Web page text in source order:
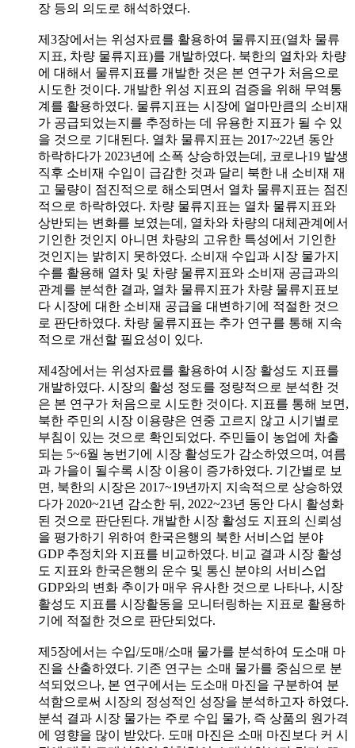
장 등의 의도로 해석하였다.
제3장에서는 위성자료를 활용하여 물류지표(열차 물류
지표, 차량 물류지표)를 개발하였다. 북한의 열차와 차량
에 대해서 물류지표를 개발한 것은 본 연구가 처음으로
시도한 것이다. 개발한 위성 지표의 검증을 위해 무역통
계를 활용하였다. 물류지표는 시장에 얼마만큼의 소비재
가 공급되었는지를 추정하는 데 유용한 지표가 될 수 있
을 것으로 기대된다. 열차 물류지표는 2017~22년 동안
하락하다가 2023년에 소폭 상승하였는데, 코로나19 발생
직후 소비재 수입이 급감한 것과 달리 북한 내 소비재 재
고 물량이 점진적으로 해소되면서 열차 물류지표는 점진
적으로 하락하였다. 차량 물류지표는 열차 물류지표와
상반되는 변화를 보였는데, 열차와 차량의 대체관계에서
기인한 것인지 아니면 차량의 고유한 특성에서 기인한
것인지는 밝히지 못하였다. 소비재 수입과 시장 물가지
수를 활용해 열차 및 차량 물류지표와 소비재 공급과의
관계를 분석한 결과, 열차 물류지표가 차량 물류지표보
다 시장에 대한 소비재 공급을 대변하기에 적절한 것으
로 판단하였다. 차량 물류지표는 추가 연구를 통해 지속
적으로 개선할 필요성이 있다.
제4장에서는 위성자료를 활용하여 시장 활성도 지표를
개발하였다. 시장의 활성 정도를 정량적으로 분석한 것
은 본 연구가 처음으로 시도한 것이다. 지표를 통해 보면,
북한 주민의 시장 이용량은 연중 고르지 않고 시기별로
부침이 있는 것으로 확인되었다. 주민들이 농업에 차출
되는 5~6월 농번기에 시장 활성도가 감소하였으며, 여름
과 가을이 될수록 시장 이용이 증가하였다. 기간별로 보
면, 북한의 시장은 2017~19년까지 지속적으로 상승하였
다가 2020~21년 감소한 뒤, 2022~23년 동안 다시 활성화
된 것으로 판단된다. 개발한 시장 활성도 지표의 신뢰성
을 평가하기 위하여 한국은행의 북한 서비스업 분야
GDP 추정치와 지표를 비교하였다. 비교 결과 시장 활성
도 지표와 한국은행의 운수 및 통신 분야의 서비스업
GDP와의 변화 추이가 매우 유사한 것으로 나타나, 시장
활성도 지표를 시장활동을 모니터링하는 지표로 활용하
기에 적절한 것으로 판단되었다.
제5장에서는 수입/도매/소매 물가를 분석하여 도소매 마
진을 산출하였다. 기존 연구는 소매 물가를 중심으로 분
석되었으나, 본 연구에서는 도소매 마진을 구분하여 분
석함으로써 시장의 정성적인 성장을 분석하고자 하였다.
분석 결과 시장 물가는 주로 수입 물가, 즉 상품의 원가격
에 영향을 많이 받았다. 도매 마진은 소매 마진보다 커 시